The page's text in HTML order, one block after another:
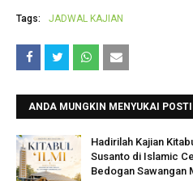
Tags: JADWAL KAJIAN
ANDA MUNGKIN MENYUKAI
Hadirilah Kajian
Susanto di Islamic
Bedogan Sawangan